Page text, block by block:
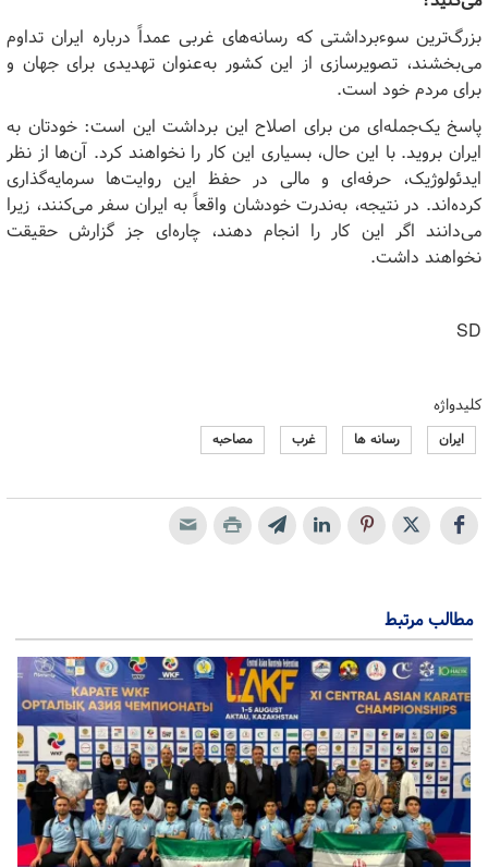
بزرگ‌ترین سوءبرداشتی که رسانه‌های غربی عمداً درباره ایران تداوم
می‌بخشند، تصویرسازی از این کشور به‌عنوان تهدیدی برای جهان و
برای مردم خود است.
پاسخ یک‌جمله‌ای من برای اصلاح این برداشت این است: خودتان به
ایران بروید. با این حال، بسیاری این کار را نخواهند کرد. آن‌ها از نظر
ایدئولوژیک، حرفه‌ای و مالی در حفظ این روایت‌ها سرمایه‌گذاری
کرده‌اند. در نتیجه، به‌ندرت خودشان واقعاً به ایران سفر می‌کنند، زیرا
می‌دانند اگر این کار را انجام دهند، چاره‌ای جز گزارش حقیقت
نخواهند داشت.
SD
کلیدواژه
ایران رسانه ها غرب مصاحبه
مطالب مرتبط